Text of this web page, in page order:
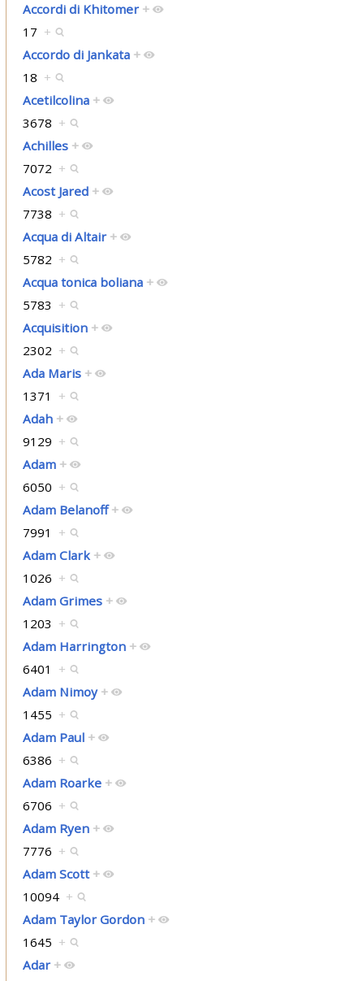
Accordi di Khitomer +
17 +
Accordo di Jankata +
18 +
Acetilcolina +
3678 +
Achilles +
7072 +
Acost Jared +
7738 +
Acqua di Altair +
5782 +
Acqua tonica boliana +
5783 +
Acquisition +
2302 +
Ada Maris +
1371 +
Adah +
9129 +
Adam +
6050 +
Adam Belanoff +
7991 +
Adam Clark +
1026 +
Adam Grimes +
1203 +
Adam Harrington +
6401 +
Adam Nimoy +
1455 +
Adam Paul +
6386 +
Adam Roarke +
6706 +
Adam Ryen +
7776 +
Adam Scott +
10094 +
Adam Taylor Gordon +
1645 +
Adar +